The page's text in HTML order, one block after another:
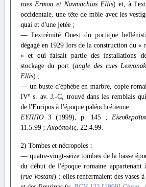
rues Ermou et Navmachias Ellis) et, à
occidentale, une tête de môle avec les
quai et d'une jetée ;
— l'extrémité Ouest du portique
dégagé en 1929 lors de la construction du «
» et qui faisait partie des installations
stockage du port (angle des rues
Ellis) ;
— un buste d'éphèbe en marbre, copie
IVe s. av. J.-C, trouvé dans les remblais
de l'Euripos à l'époque paléochrétienne.
ΕΥΠΠΟ 3 (1999), p. 145 ;
11.5.99 ;Ακρόπολις, 22.4.99.
2) Tombes et nécropoles :
— quatre-vingt-seize tombes de la basse
du début de l'époque romaine appartenant
(rue Vostani) ; elles renfermaient des vases